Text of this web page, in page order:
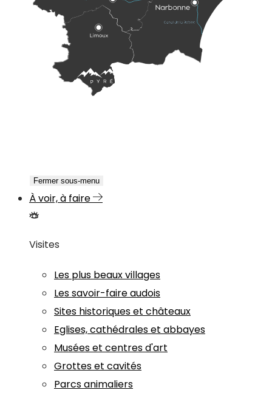
Fermer sous-menu
À voir, à faire
Visites
Les plus beaux villages
Les savoir-faire audois
Sites historiques et châteaux
Eglises, cathédrales et abbayes
Musées et centres d'art
Grottes et cavités
Parcs animaliers